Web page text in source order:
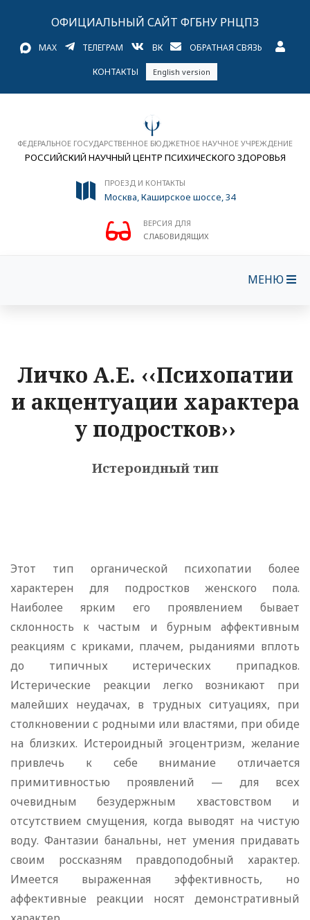
ОФИЦИАЛЬНЫЙ САЙТ ФГБНУ РНЦПЗ
MAX ТЕЛЕГРАМ ВК ОБРАТНАЯ СВЯЗЬ
КОНТАКТЫ English version
ФЕДЕРАЛЬНОЕ ГОСУДАРСТВЕННОЕ БЮДЖЕТНОЕ НАУЧНОЕ УЧРЕЖДЕНИЕ
РОССИЙСКИЙ НАУЧНЫЙ ЦЕНТР ПСИХИЧЕСКОГО ЗДОРОВЬЯ
ПРОЕЗД И КОНТАКТЫ
Москва, Каширское шоссе, 34
ВЕРСИЯ ДЛЯ
СЛАБОВИДЯЩИХ
МЕНЮ
Личко А.Е. ‹‹Психопатии
и акцентуации характера
у подростков››
Истероидный тип
Этот тип органической психопатии более
характерен для подростков женского пола.
Наиболее ярким его проявлением бывает
склонность к частым и бурным аффективным
реакциям с криками, плачем, рыданиями вплоть
до типичных истерических припадков.
Истерические реакции легко возникают при
малейших неудачах, в трудных ситуациях, при
столкновении с родными или властями, при обиде
на близких. Истероидный эгоцентризм, желание
привлечь к себе внимание отличается
примитивностью проявлений — для всех
очевидным безудержным хвастовством и
отсутствием смущения, когда выводят на чистую
воду. Фантазии банальны, нет умения придавать
своим россказням правдоподобный характер.
Имеется выраженная эффективность, но
аффективные реакции носят демонстративный